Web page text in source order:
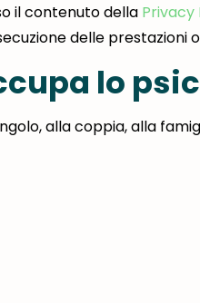
il contenuto della Privacy
delle prestazioni
lo
alla coppia, alla